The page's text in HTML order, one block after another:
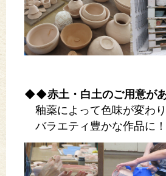
◆◆赤土・白土のご用意があ
釉薬によって色味が変わり
バラエティ豊かな作品に！